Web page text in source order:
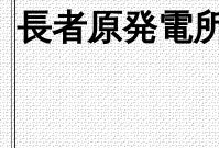
長者原発電